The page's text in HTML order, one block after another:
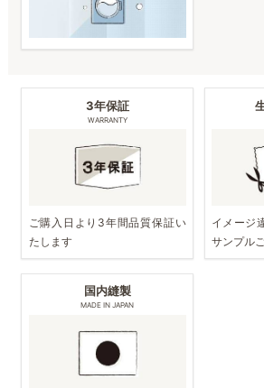
3年保証
WARRANTY
ご購入日より3年間品質保証い
たします
イメージ
サンプル
国内縫製
MADE IN JAPAN